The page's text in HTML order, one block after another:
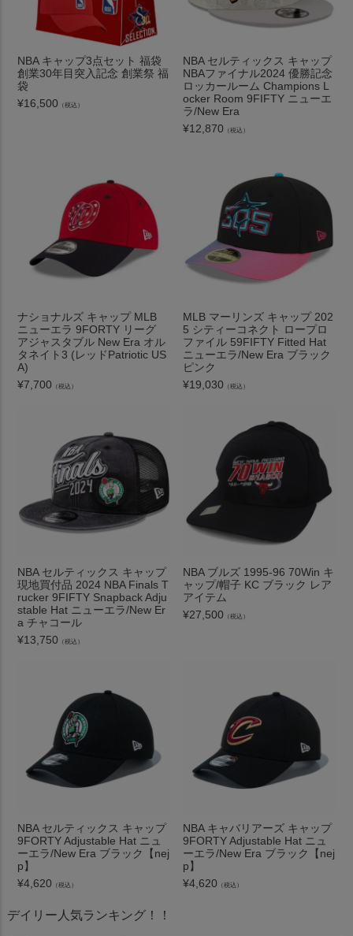
NBA キャップ3点セット 福袋
創業30年目突入記念 創業祭 福
袋
¥16,500 （税込）
NBA セルティックス キャップ
NBAファイナル2024 優勝記念
ロッカールーム Champions L
ocker Room 9FIFTY ニューエ
ラ/New Era
¥12,870 （税込）
ナショナルズ キャップ MLB
ニューエラ 9FORTY リーグ
アジャスタブル New Era オル
タネイト3 (レッドPatriotic US
A)
¥7,700 （税込）
MLB マーリンズ キャップ 202
5 シティーコネクト ロープロ
ファイル 59FIFTY Fitted Hat
ニューエラ/New Era ブラック
ピンク
¥19,030 （税込）
NBA セルティックス キャップ
現地買付品 2024 NBA Finals T
rucker 9FIFTY Snapback Adju
stable Hat ニューエラ/New Er
a チャコール
¥13,750 （税込）
NBA ブルズ 1995-96 70Win キ
ャップ/帽子 KC ブラック レア
アイテム
¥27,500 （税込）
NBA セルティックス キャップ
9FORTY Adjustable Hat ニュ
ーエラ/New Era ブラック【nej
p】
¥4,620 （税込）
NBA キャバリアーズ キャップ
9FORTY Adjustable Hat ニュ
ーエラ/New Era ブラック【nej
p】
¥4,620 （税込）
デイリー人気ランキング！！